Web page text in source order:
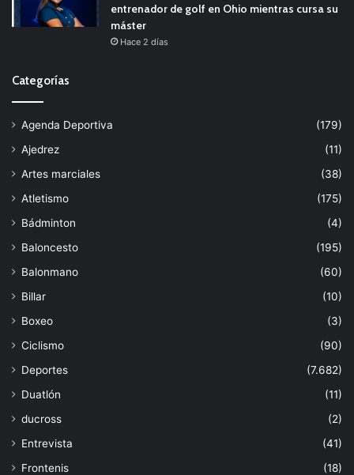
entrenador de golf en Ohio mientras cursa su
máster
Hace 2 días
Categorías
Agenda Deportiva
(179)
Ajedrez
(11)
Artes marciales
(38)
Atletismo
(175)
Bádminton
(4)
Baloncesto
(195)
Balonmano
(60)
Billar
(10)
Boxeo
(3)
Ciclismo
(90)
Deportes
(7.682)
Duatlón
(11)
ducross
(2)
Entrevista
(41)
Frontenis
(18)